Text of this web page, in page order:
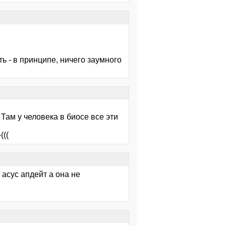
- в принципе, ничего заумного
у человека в биосе все эти
апдейт а она не